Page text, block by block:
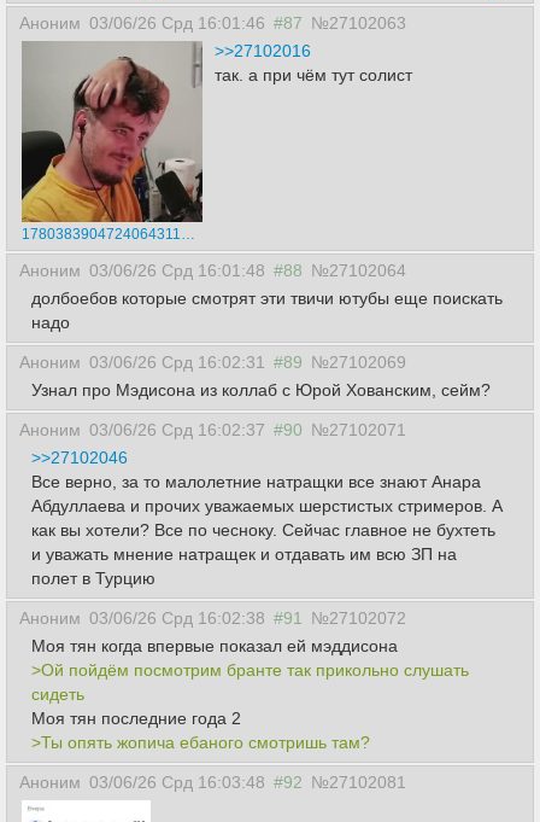
Аноним 03/06/26 Срд 16:01:46 #87 №27102063
17803839047240643114.mp4
>>27102016
так. а при чём тут солист
Аноним 03/06/26 Срд 16:01:48 #88 №27102064
долбоебов которые смотрят эти твичи ютубы еще поискать
надо
Аноним 03/06/26 Срд 16:02:31 #89 №27102069
Узнал про Мэдисона из коллаб с Юрой Хованским, сейм?
Аноним 03/06/26 Срд 16:02:37 #90 №27102071
>>27102046
Все верно, за то малолетние натращки все знают Анара
Абдуллаева и прочих уважаемых шерстистых стримеров. А
как вы хотели? Все по чесноку. Сейчас главное не бухтеть
и уважать мнение натращек и отдавать им всю ЗП на
полет в Турцию
Аноним 03/06/26 Срд 16:02:38 #91 №27102072
Моя тян когда впервые показал ей мэддисона
>Ой пойдём посмотрим бранте так прикольно слушать
сидеть
Моя тян последние года 2
>Ты опять жопича ебаного смотришь там?
Аноним 03/06/26 Срд 16:03:48 #92 №27102081